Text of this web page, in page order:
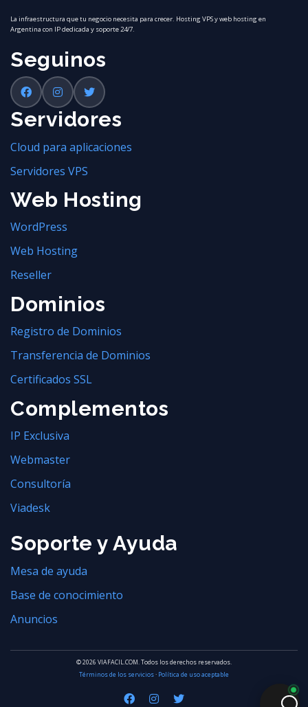
La infraestructura que tu negocio necesita para crecer. Hosting VPS y web hosting en
Argentina con IP dedicada y soporte 24/7.
Seguinos
Servidores
Cloud para aplicaciones
Servidores VPS
Web Hosting
WordPress
Web Hosting
Reseller
Dominios
Registro de Dominios
Transferencia de Dominios
Certificados SSL
Complementos
IP Exclusiva
Webmaster
Consultoría
Viadesk
Soporte y Ayuda
Mesa de ayuda
Base de conocimiento
Anuncios
© 2026 VIAFACIL.COM. Todos los derechos reservados.
Términos de los servicios· Política de uso aceptable